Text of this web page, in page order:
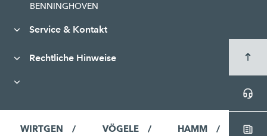
BENNINGHOVEN
Service & Kontakt
Rechtliche Hinweise
WIRTGEN VÖGELE HAMM